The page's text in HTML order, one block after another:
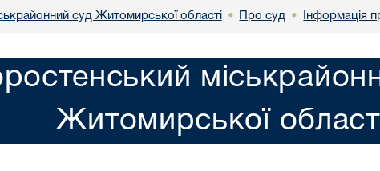
суд Житомирської області • Про суд • Інформація
Житомирської